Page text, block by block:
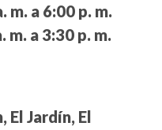
m. a 6:00 p. m.
m. a 3:30 p. m.
El Jardín, El